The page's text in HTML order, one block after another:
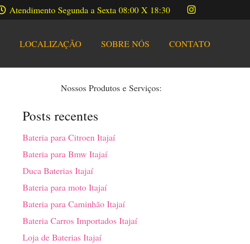
Atendimento Segunda a Sexta 08:00 X 18:30
LOCALIZAÇÃO SOBRE NÓS CONTATO
Nossos Produtos e Serviços:
Posts recentes
Bateria para Citroen Itajaí
Bateria para Bmw Itajaí
Duca Baterias Itajaí
Bateria para moto Itajaí
Bateria para Caminhão Itajaí
Bateria Carros Importados Itajaí
Loja de Baterias Itajaí